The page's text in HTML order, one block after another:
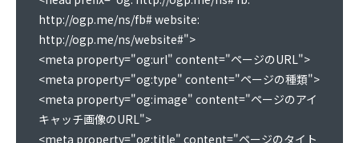
http://ogp.me/ns/fb# website:
http://ogp.me/ns/website#">
<meta property="og:url" content="ページのURL">
<meta property="og:type" content="ページの種類">
<meta property="og:image" content="ページのアイ
キャッチ画像のURL">
<meta property="og:title" content="ページのタイト